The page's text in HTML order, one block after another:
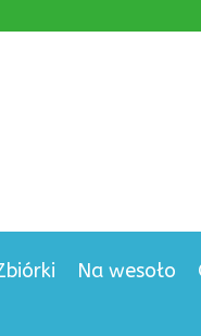
Na wesoło